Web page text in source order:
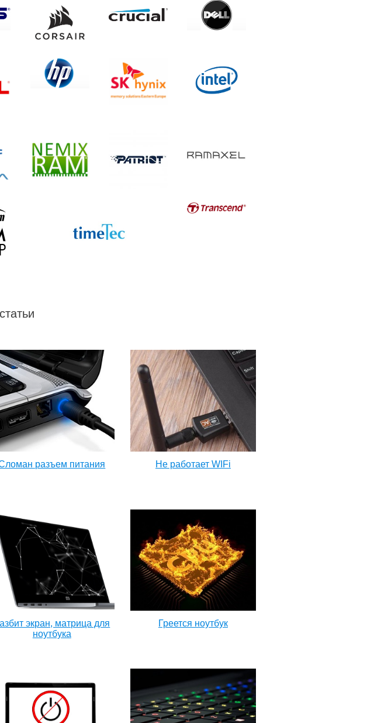
разъем питания Не работает WIFi
экран, матрица для
ноутбука
Греется ноутбук